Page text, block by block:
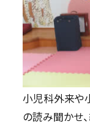
小児科外来や
の読み聞かせ